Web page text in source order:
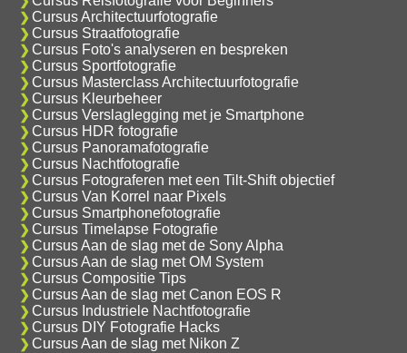
Cursus Architectuurfotografie
Cursus Straatfotografie
Cursus Foto's analyseren en bespreken
Cursus Sportfotografie
Cursus Masterclass Architectuurfotografie
Cursus Kleurbeheer
Cursus Verslaglegging met je Smartphone
Cursus HDR fotografie
Cursus Panoramafotografie
Cursus Nachtfotografie
Cursus Fotograferen met een Tilt-Shift objectief
Cursus Van Korrel naar Pixels
Cursus Smartphonefotografie
Cursus Timelapse Fotografie
Cursus Aan de slag met de Sony Alpha
Cursus Aan de slag met OM System
Cursus Compositie Tips
Cursus Aan de slag met Canon EOS R
Cursus Industriele Nachtfotografie
Cursus DIY Fotografie Hacks
Cursus Aan de slag met Nikon Z